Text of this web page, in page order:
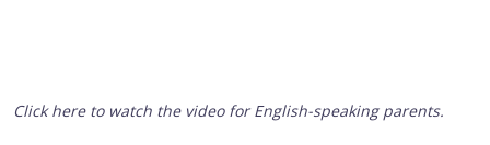
Click here to watch the video for English-speaking parents.